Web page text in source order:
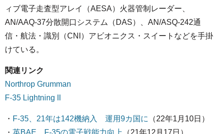
ィブ電子走査型アレイ（AESA）火器管制レーダー、
AN/AAQ-37分散開口システム（DAS）、AN/ASQ-242通
信・航法・識別（CNI）アビオニクス・スイートなどを手掛
けている。
関連リンク
Northrop Grumman
F-35 Lightning II
・ F-35、21年は142機納入 運用9カ国に
（22年1月10日）
・ 英BAE、F-35の電子戦能力向上 （21年12月17日）